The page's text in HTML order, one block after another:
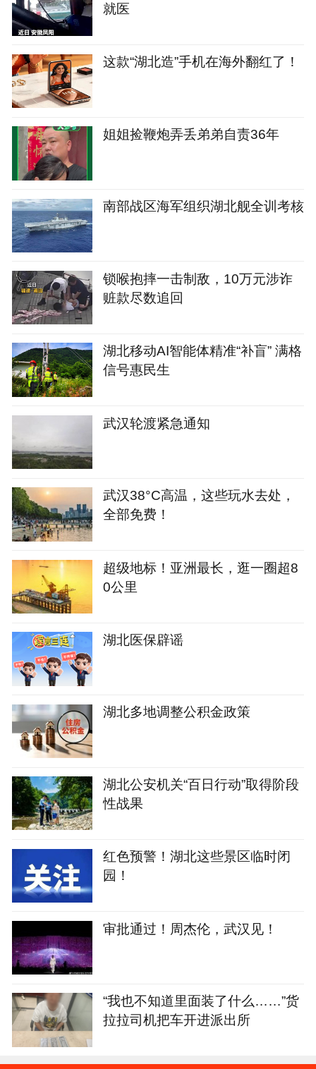
就医
这款“湖北造”手机在海外翻红了！
姐姐捡鞭炮弄丢弟弟自责36年
南部战区海军组织湖北舰全训考核
锁喉抱摔一击制敌，10万元涉诈
赃款尽数追回
湖北移动AI智能体精准“补盲” 满格
信号惠民生
武汉轮渡紧急通知
武汉38°C高温，这些玩水去处，
全部免费！
超级地标！亚洲最长，逛一圈超8
0公里
湖北医保辟谣
湖北多地调整公积金政策
湖北公安机关“百日行动”取得阶段
性战果
红色预警！湖北这些景区临时闭
园！
审批通过！周杰伦，武汉见！
“我也不知道里面装了什么……”货
拉拉司机把车开进派出所